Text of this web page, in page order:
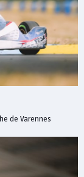
de Varennes